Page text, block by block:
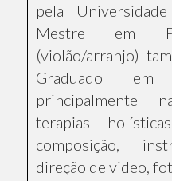
pela
Mestre em
(violão/arranjo)
Graduado em
principalmente
terapias
composição,
direção de video,